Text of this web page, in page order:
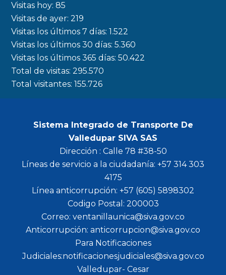
Visitas hoy:85
Visitas de ayer:219
Visitas los últimos 7 días:1.522
Visitas los últimos 30 días:5.360
Visitas los últimos 365 días:50.422
Total de visitas:295.570
Total visitantes:155.726
Sistema Integrado de Transporte De
Valledupar SIVA SAS
Dirección : Calle 78 #38-50
Líneas de servicio a la ciudadanía: +57 314 303
4175
Línea anticorrupción: +57 (605) 5898302
Codigo Postal: 200003
Correo: ventanillaunica@siva.gov.co
Anticorrupción: anticorrupcion@siva.gov.co
Para Notificaciones
Judiciales:notificacionesjudiciales@siva.gov.co
Valledupar- Cesar